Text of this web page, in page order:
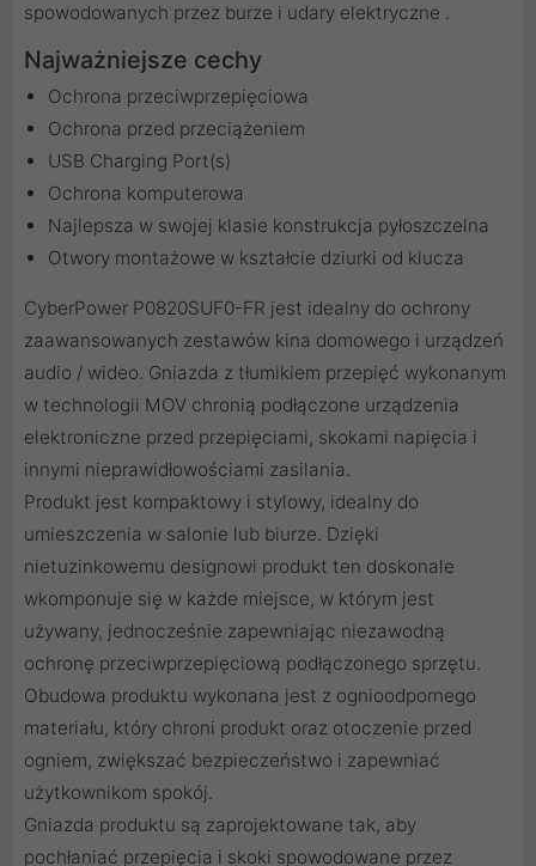
spowodowanych przez burze i udary elektryczne .
Najważniejsze cechy
Ochrona przeciwprzepięciowa
Ochrona przed przeciążeniem
USB Charging Port(s)
Ochrona komputerowa
Najlepsza w swojej klasie konstrukcja pyłoszczelna
Otwory montażowe w kształcie dziurki od klucza
CyberPower P0820SUF0-FR jest idealny do ochrony
zaawansowanych zestawów kina domowego i urządzeń
audio / wideo. Gniazda z tłumikiem przepięć wykonanym
w technologii MOV chronią podłączone urządzenia
elektroniczne przed przepięciami, skokami napięcia i
innymi nieprawidłowościami zasilania.
Produkt jest kompaktowy i stylowy, idealny do
umieszczenia w salonie lub biurze. Dzięki
nietuzinkowemu designowi produkt ten doskonale
wkomponuje się w każde miejsce, w którym jest
używany, jednocześnie zapewniając niezawodną
ochronę przeciwprzepięciową podłączonego sprzętu.
Obudowa produktu wykonana jest z ognioodpornego
materiału, który chroni produkt oraz otoczenie przed
ogniem, zwiększać bezpieczeństwo i zapewniać
użytkownikom spokój.
Gniazda produktu są zaprojektowane tak, aby
pochłaniać przepięcia i skoki spowodowane przez